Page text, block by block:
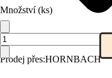
Prodej přes:HORNBACH
Množství (ks)